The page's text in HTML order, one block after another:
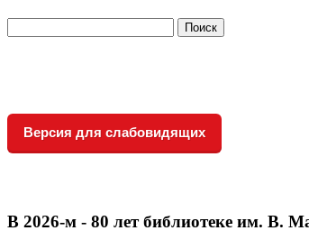
Версия для слабовидящих
В 2026‑м - 80 лет библиотеке им. В.